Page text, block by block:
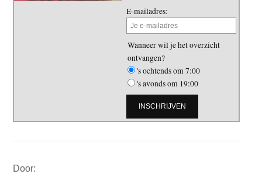
E-mailadres:
Wanneer wil je het overzicht
ontvangen?
's ochtends om 7:00
's avonds om 19:00
Door: